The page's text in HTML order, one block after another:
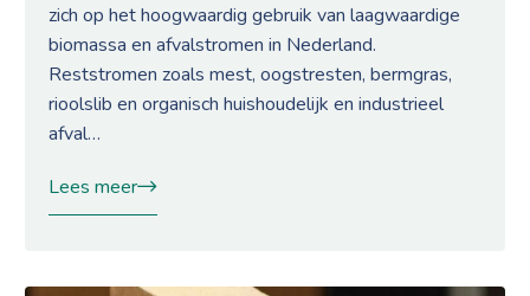
zich op het hoogwaardig gebruik van laagwaardige
biomassa en afvalstromen in Nederland.
Reststromen zoals mest, oogstresten, bermgras,
rioolslib en organisch huishoudelijk en industrieel
afval…
Lees meer